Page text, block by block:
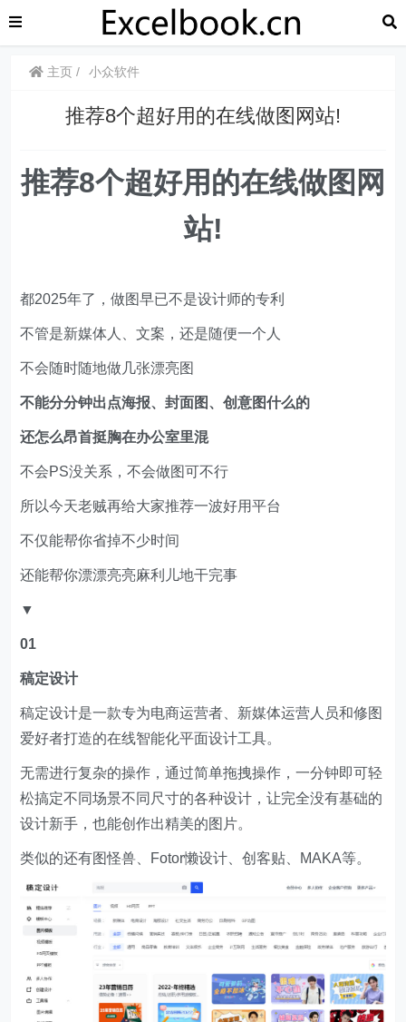
主页 小众软件
推荐8个超好用的在线做图网站!
推荐8个超好用的在线做图网
站!
都2025年了，做图早已不是设计师的专利
不管是新媒体人、文案，还是随便一个人
不会随时随地做几张漂亮图
不能分分钟出点海报、封面图、创意图什么的
还怎么昂首挺胸在办公室里混
不会PS没关系，不会做图可不行
所以今天老贼再给大家推荐一波好用平台
不仅能帮你省掉不少时间
还能帮你漂漂亮亮麻利儿地干完事
▼
01
稿定设计
稿定设计是一款专为电商运营者、新媒体运营人员和修图
爱好者打造的在线智能化平面设计工具。
无需进行复杂的操作，通过简单拖拽操作，一分钟即可轻
松搞定不同场景不同尺寸的各种设计，让完全没有基础的
设计新手，也能创作出精美的图片。
类似的还有图怪兽、Fotor懒设计、创客贴、MAKA等。